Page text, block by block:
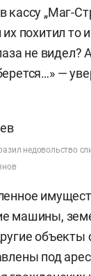
кассу „Маг-
похитил то
не видел?
—
недовольство
машины,
объекты
под